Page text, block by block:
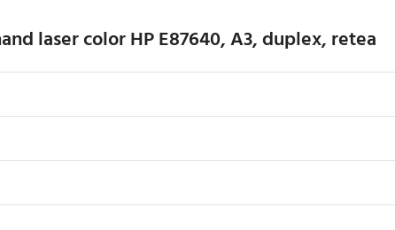
laser color HP E87640, A3, duplex, retea